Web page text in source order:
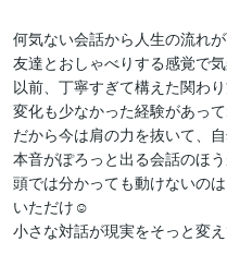
何気ない会話から人生の流れ
友達とおしゃべりする感覚で
以前、丁寧すぎて構えた関わ
変化も少なかった経験があって
だから今は肩の力を抜いて、
本音がぽろっと出る会話のほ
頭では分かっても動けないの
いただけ☺
小さな対話が現実をそっと変え